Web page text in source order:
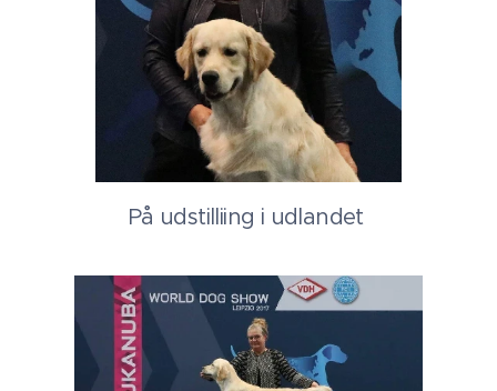
På udstilliing i udlandet